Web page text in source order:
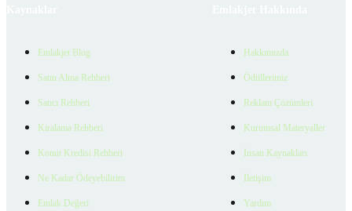
Emlakjet Blog
Satın Alma Rehberi
Satıcı Rehberi
Kiralama Rehberi
Konut Kredisi Rehberi
Ne Kadar Ödeyebilirim
Emlak Değeri
Hakkımızda
Ödüllerimiz
Reklam Çözümleri
Kurumsal Materyaller
İnsan Kaynakları
İletişim
Yardım